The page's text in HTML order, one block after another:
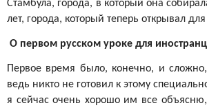
Стамбула, города, в который она
лет, города, который теперь открывал
О первом русском уроке для
Первое время было, конечно, и
ведь никто не готовил к этому
я сейчас очень хорошо им все